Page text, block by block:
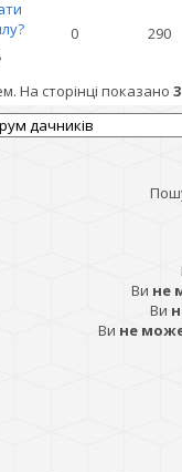
0 290
На сторінці показано 3
Ви не
Ви
Ви не